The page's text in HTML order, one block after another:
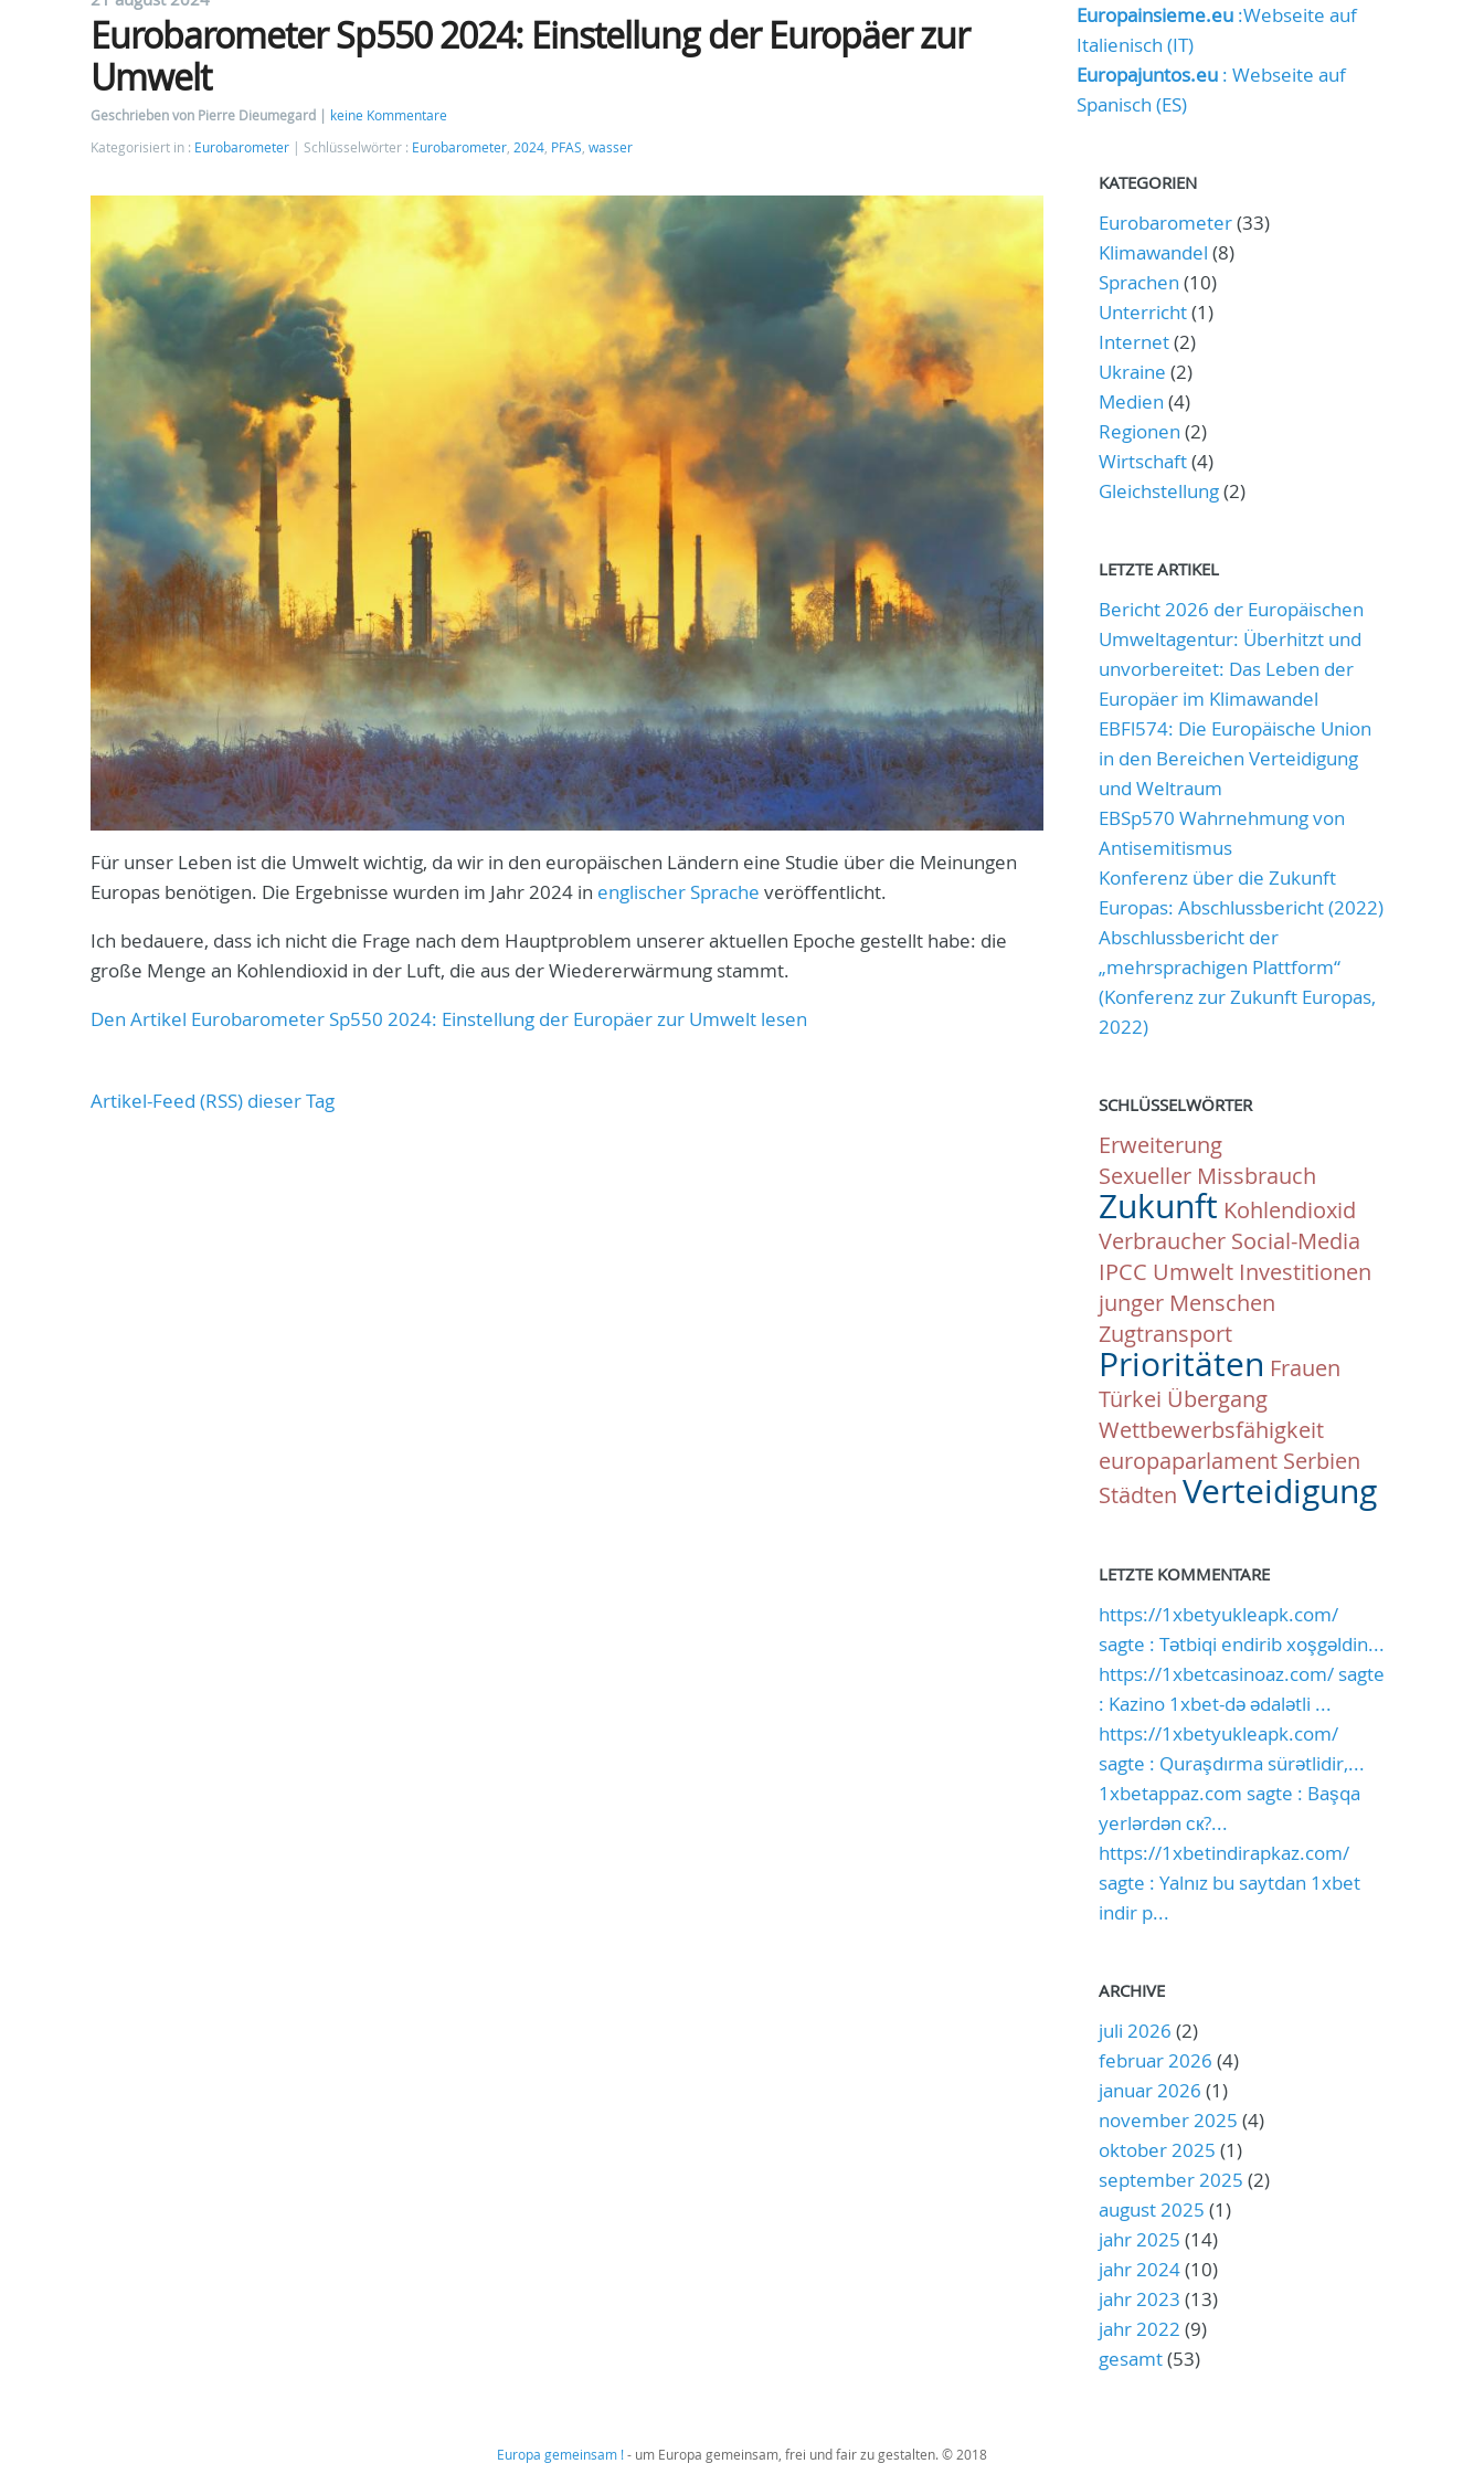
Eurobarometer Sp550 2024: Einstellung der Europäer zur
Umwelt
Geschrieben von Pierre Dieumegard
keine Kommentare
Kategorisiert in : Eurobarometer Schlüsselwörter : Eurobarometer, 2024, PFAS, wasser
Für unser Leben ist die Umwelt wichtig, da wir in den europäischen Ländern eine Studie über die Meinungen
Europas benötigen. Die Ergebnisse wurden im Jahr 2024 in englischer Sprache veröffentlicht.
Ich bedauere, dass ich nicht die Frage nach dem Hauptproblem unserer aktuellen Epoche gestellt habe: die
große Menge an Kohlendioxid in der Luft, die aus der Wiedererwärmung stammt.
Den Artikel Eurobarometer Sp550 2024: Einstellung der Europäer zur Umwelt lesen
Artikel-Feed (RSS) dieser Tag
Europainsieme.eu:Webseite auf
Italienisch (IT)
Europajuntos.eu: Webseite auf
Spanisch (ES)
KATEGORIEN
Eurobarometer(33)
Klimawandel (8)
Sprachen (10)
Unterricht(1)
Internet(2)
Ukraine (2)
Medien (4)
Regionen (2)
Wirtschaft(4)
Gleichstellung(2)
LETZTE ARTIKEL
Bericht 2026 der Europäischen
Umweltagentur: Überhitzt und
unvorbereitet: Das Leben der
Europäer im Klimawandel
EBFl574: Die Europäische Union
in den Bereichen Verteidigung
und Weltraum
EBSp570 Wahrnehmung von
Antisemitismus
Konferenz über die Zukunft
Europas: Abschlussbericht (2022)
Abschlussbericht der
„mehrsprachigen Plattform“
(Konferenz zur Zukunft Europas,
2022)
SCHLÜSSELWÖRTER
Erweiterung
Sexueller Missbrauch
Zukunft Kohlendioxid
Verbraucher Social-Media
IPCC Umwelt Investitionen
junger Menschen
Zugtransport
Prioritäten Frauen
Türkei Übergang
Wettbewerbsfähigkeit
europaparlament Serbien
Städten Verteidigung
LETZTE KOMMENTARE
https://1xbetyukleapk.com/
sagte : Tətbiqi endirib xoşgəldin...
https://1xbetcasinoaz.com/ sagte
: Kazino 1xbet-də ədalətli ...
https://1xbetyukleapk.com/
sagte : Quraşdırma sürətlidir,...
1xbetappaz.com sagte : Başqa
yerlərdən ск?...
https://1xbetindirapkaz.com/
sagte : Yalnız bu saytdan 1xbet
indir p...
ARCHIVE
juli 2026 (2)
februar 2026 (4)
januar 2026 (1)
november 2025 (4)
oktober 2025 (1)
september 2025 (2)
august 2025 (1)
jahr 2025 (14)
jahr 2024(10)
jahr 2023 (13)
jahr 2022 (9)
gesamt(53)
Europa gemeinsam !- um Europa gemeinsam, frei und fair zu gestalten. © 2018